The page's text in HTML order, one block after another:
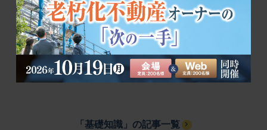
掲載しておりますので、ぜひ最新号よりご購読
ください。
「基礎知識」の記事一覧